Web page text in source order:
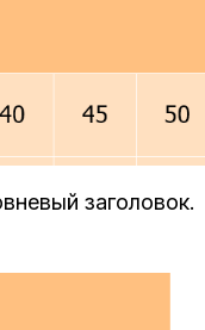
заголовок.